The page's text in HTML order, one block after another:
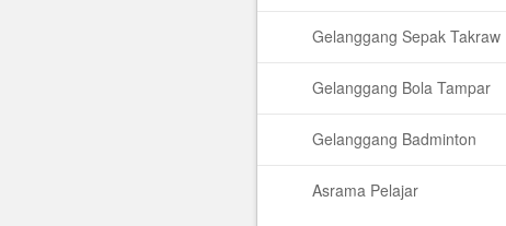
Gelanggang Sepak Takraw
Gelanggang Bola Tampar
Gelanggang Badminton
Asrama Pelajar